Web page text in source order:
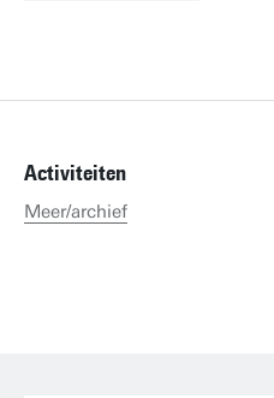
Activiteiten
Meer/archief